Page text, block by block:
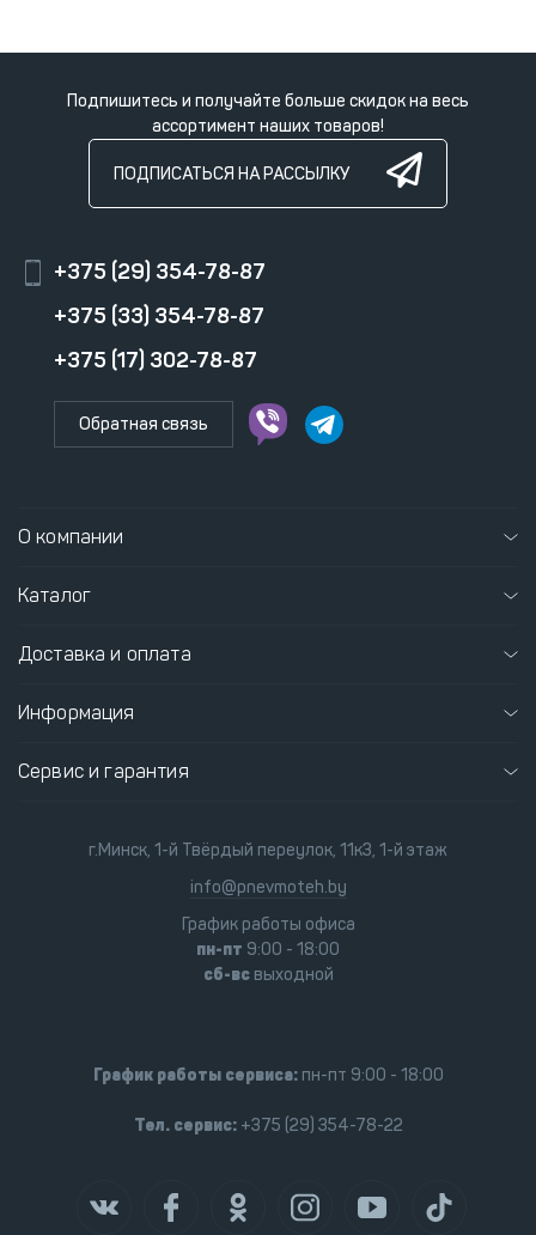
Подпишитесь и получайте больше скидок на весь
ассортимент наших товаров!
ПОДПИСАТЬСЯ НА РАССЫЛКУ
+375 (29) 354-78-87
+375 (33) 354-78-87
+375 (17) 302-78-87
Обратная связь
О компании
Каталог
Доставка и оплата
Информация
Сервис и гарантия
г.Минск, 1-й Твёрдый переулок, 11к3, 1-й этаж
info@pnevmoteh.by
График работы офиса
пн-пт 9:00 - 18:00
сб-всвыходной
График работы сервиса:пн-пт 9:00 - 18:00
Тел. сервис:+375 (29) 354-78-22